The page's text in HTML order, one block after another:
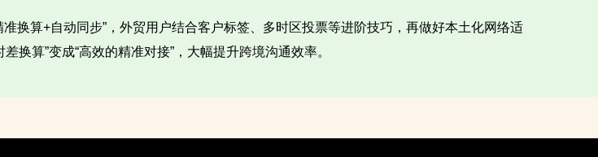
换算+自动同步”，外贸用户结合客户标签、多时区投票等进阶技巧，再做好本土化网络适
换算”变成“高效的精准对接”，大幅提升跨境沟通效率。